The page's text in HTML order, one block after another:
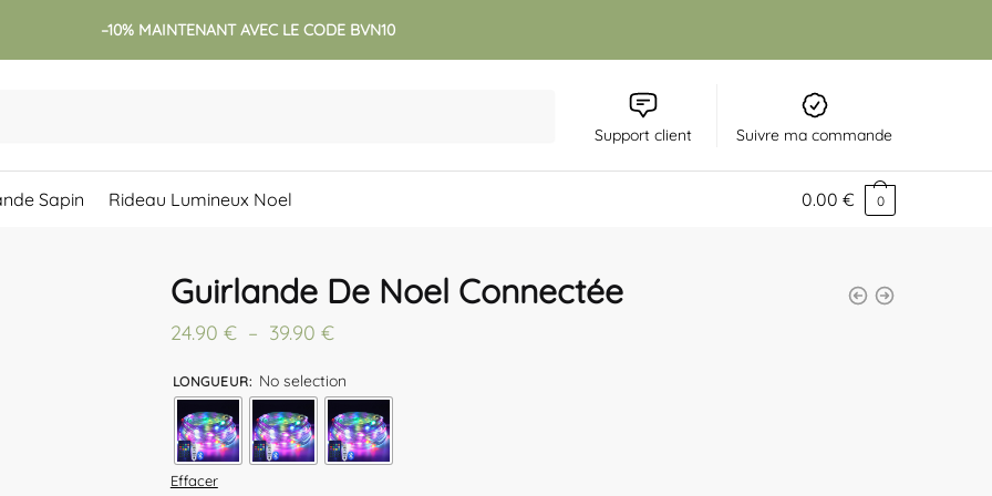
–10% MAINTENANT AVEC LE CODE BVN10
Support client Suivre ma commande
Sapin Rideau Lumineux Noel 0.00 € 0
Guirlande De Noel Connectée
24.90 € – 39.90 €Plage
prix :
24.90 €
à
LONGUEUR: No selection
Effacer